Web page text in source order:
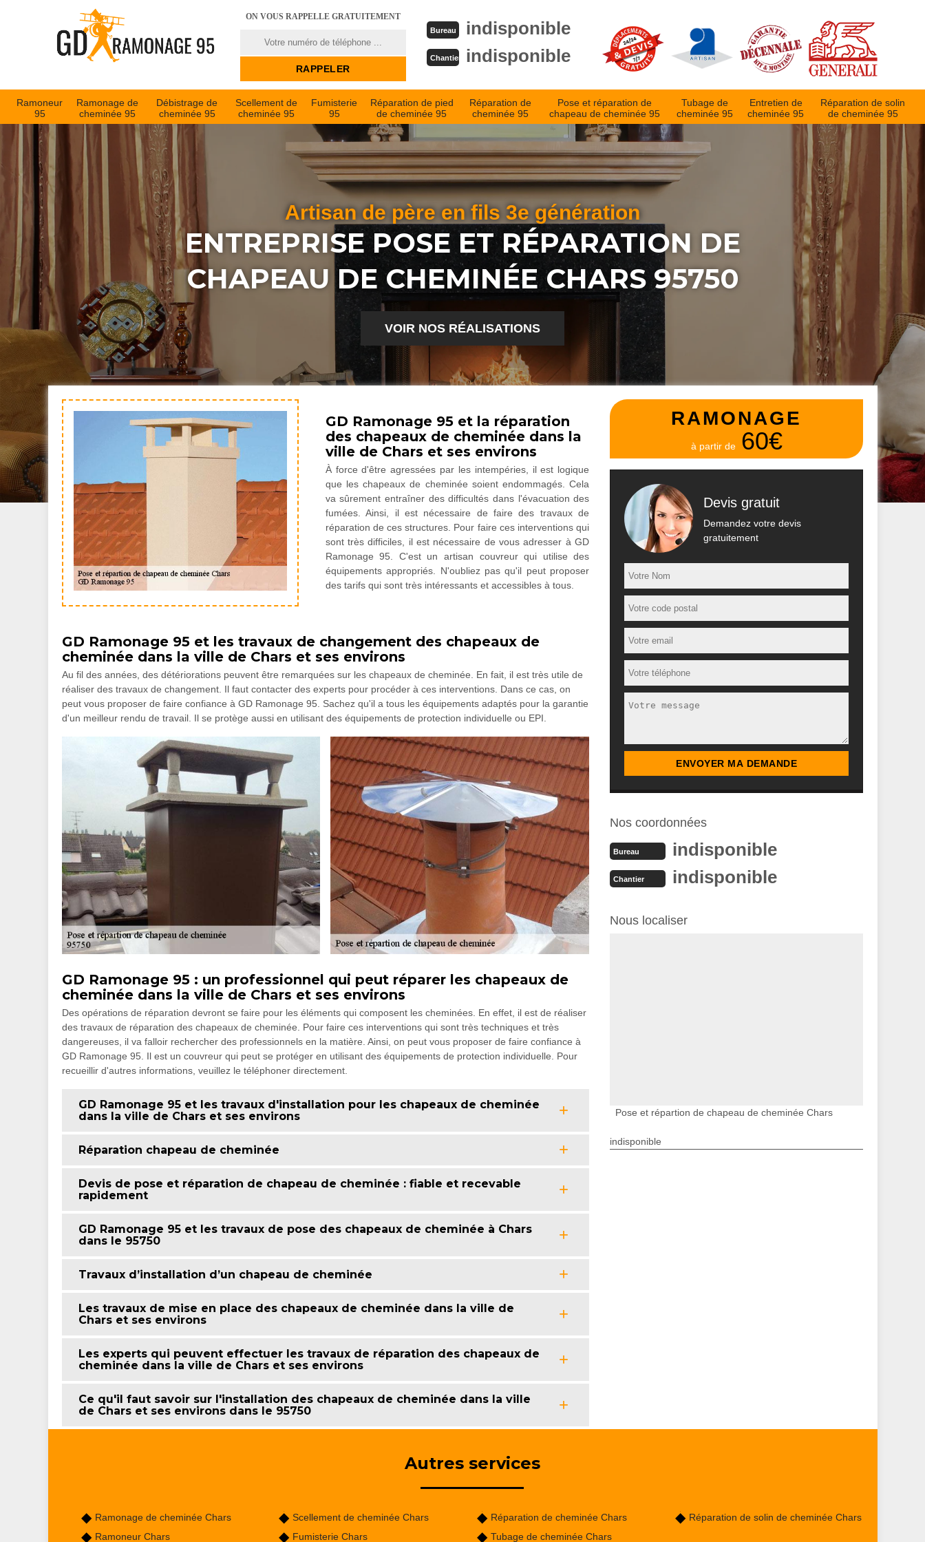
ON VOUS RAPPELLE GRATUITEMENT
Bureau indisponible
Chantier indisponible
Ramoneur
95
Ramonage de
cheminée 95
Débistrage de
cheminée 95
Scellement de
cheminée 95
Fumisterie
95
Réparation de pied
de cheminée 95
Réparation de
cheminée 95
Pose et réparation de
chapeau de cheminée 95
Tubage de
cheminée 95
Entretien de
cheminée 95
Réparation de solin
de cheminée 95
Artisan de père en fils 3e génération
ENTREPRISE POSE ET RÉPARATION DE
CHAPEAU DE CHEMINÉE CHARS 95750
VOIR NOS RÉALISATIONS
GD Ramonage 95 et la réparation
des chapeaux de cheminée dans la
ville de Chars et ses environs
À force d'être agressées par les intempéries, il est logique
que les chapeaux de cheminée soient endommagés. Cela
va sûrement entraîner des difficultés dans l'évacuation des
fumées. Ainsi, il est nécessaire de faire des travaux de
réparation de ces structures. Pour faire ces interventions qui
sont très difficiles, il est nécessaire de vous adresser à GD
Ramonage 95. C'est un artisan couvreur qui utilise des
équipements appropriés. N'oubliez pas qu'il peut proposer
des tarifs qui sont très intéressants et accessibles à tous.
GD Ramonage 95 et les travaux de changement des chapeaux de
cheminée dans la ville de Chars et ses environs
Au fil des années, des détériorations peuvent être remarquées sur les chapeaux de cheminée. En fait, il est très utile de
réaliser des travaux de changement. Il faut contacter des experts pour procéder à ces interventions. Dans ce cas, on
peut vous proposer de faire confiance à GD Ramonage 95. Sachez qu'il a tous les équipements adaptés pour la garantie
d'un meilleur rendu de travail. Il se protège aussi en utilisant des équipements de protection individuelle ou EPI.
GD Ramonage 95 : un professionnel qui peut réparer les chapeaux de
cheminée dans la ville de Chars et ses environs
Des opérations de réparation devront se faire pour les éléments qui composent les cheminées. En effet, il est de réaliser
des travaux de réparation des chapeaux de cheminée. Pour faire ces interventions qui sont très techniques et très
dangereuses, il va falloir rechercher des professionnels en la matière. Ainsi, on peut vous proposer de faire confiance à
GD Ramonage 95. Il est un couvreur qui peut se protéger en utilisant des équipements de protection individuelle. Pour
recueillir d'autres informations, veuillez le téléphoner directement.
GD Ramonage 95 et les travaux d'installation pour les chapeaux de cheminée
dans la ville de Chars et ses environs
Réparation chapeau de cheminée
Devis de pose et réparation de chapeau de cheminée : fiable et recevable
rapidement
GD Ramonage 95 et les travaux de pose des chapeaux de cheminée à Chars
dans le 95750
Travaux d’installation d’un chapeau de cheminée
Les travaux de mise en place des chapeaux de cheminée dans la ville de
Chars et ses environs
Les experts qui peuvent effectuer les travaux de réparation des chapeaux de
cheminée dans la ville de Chars et ses environs
Ce qu'il faut savoir sur l'installation des chapeaux de cheminée dans la ville
de Chars et ses environs dans le 95750
RAMONAGE
à partir de 60€
Devis gratuit
Demandez votre devis
gratuitement
Nos coordonnées
Bureau indisponible
Chantier indisponible
Nous localiser
Pose et répartion de chapeau de cheminée Chars
indisponible
Autres services
Ramonage de cheminée Chars
Ramoneur Chars
Scellement de cheminée Chars
Fumisterie Chars
Réparation de cheminée Chars
Tubage de cheminée Chars
Réparation de solin de cheminée Chars